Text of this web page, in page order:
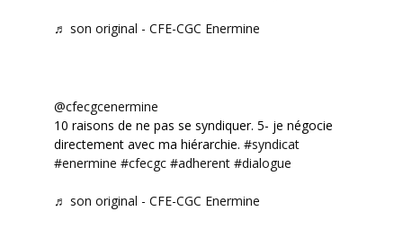
♬ son original - CFE-CGC Enermine
@cfecgcenermine
10 raisons de ne pas se syndiquer. 5- je négocie
directement avec ma hiérarchie. #syndicat
#enermine #cfecgc #adherent #dialogue
♬ son original - CFE-CGC Enermine